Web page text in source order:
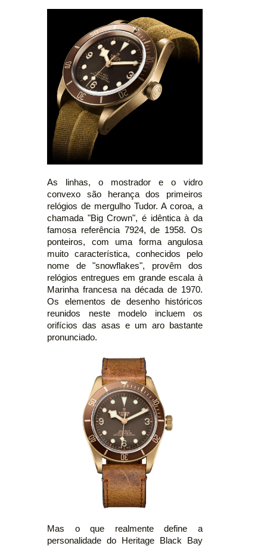
As linhas, o mostrador e o vidro
convexo são herança dos primeiros
relógios de mergulho Tudor. A coroa, a
chamada "Big Crown", é idêntica à da
famosa referência 7924, de 1958. Os
ponteiros, com uma forma angulosa
muito característica, conhecidos pelo
nome de "snowflakes", provêm dos
relógios entregues em grande escala à
Marinha francesa na década de 1970.
Os elementos de desenho históricos
reunidos neste modelo incluem os
orifícios das asas e um aro bastante
pronunciado.
Mas o que realmente define a
personalidade do Heritage Black Bay